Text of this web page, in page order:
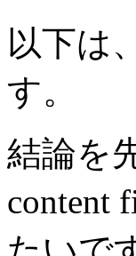
以下は
す。
結論を
content